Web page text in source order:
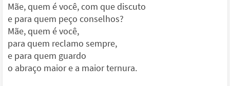
Mãe, quem é você, com que discuto
e para quem peço conselhos?
Mãe, quem é você,
para quem reclamo sempre,
e para quem guardo
o abraço maior e a maior ternura.